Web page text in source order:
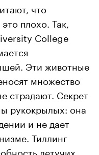
что
плохо. Так,
College
Эти животные
множество
страдают. Секрет
рукокрылых: она
и не дает
Тиллинг
летучих